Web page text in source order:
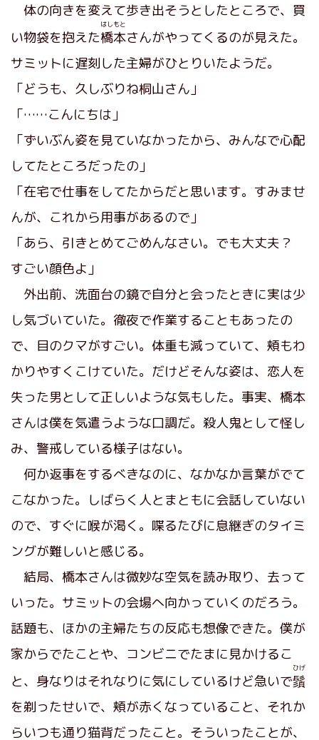
体の向きを変えて歩き出そうとしたところで、買
い物袋を抱えた橋本
はしもと
さんがやってくるのが見えた。
サミットに遅刻した主婦がひとりいたようだ。
「どうも、久しぶりね桐山さん」
「……こんにちは」
「ずいぶん姿を見ていなかったから、みんなで心配
してたところだったの」
「在宅で仕事をしてたからだと思います。すみませ
んが、これから用事があるので」
「あら、引きとめてごめんなさい。でも大丈夫？
すごい顔色よ」
外出前、洗面台の鏡で自分と会ったときに実は少
し気づいていた。徹夜で作業することもあったの
で、目のクマがすごい。体重も減っていて、頬もわ
かりやすくこけていた。だけどそんな姿は、恋人を
失った男として正しいような気もした。事実、橋本
さんは僕を気遣うような口調だ。殺人鬼として怪し
み、警戒している様子はない。
何か返事をするべきなのに、なかなか言葉がでて
こなかった。しばらく人とまともに会話していない
ので、すぐに喉が渇く。喋るたびに息継ぎのタイミ
ングが難しいと感じる。
結局、橋本さんは微妙な空気を読み取り、去って
いった。サミットの会場へ向かっていくのだろう。
話題も、ほかの主婦たちの反応も想像できた。僕が
家からでたことや、コンビニでたまに見かけるこ
と、身なりはそれなりに気にしているけど急いで鬚
ひげ
を剃ったせいで、頬が赤くなっていること、それか
らいつも通り猫背だったこと。そういったことが、